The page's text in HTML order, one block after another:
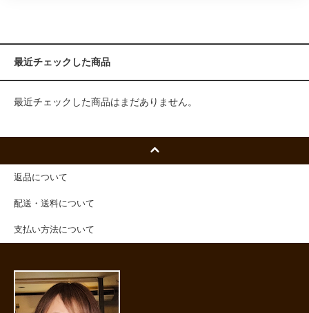
最近チェックした商品
最近チェックした商品はまだありません。
返品について
配送・送料について
支払い方法について